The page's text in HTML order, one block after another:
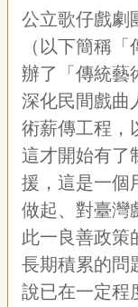
宣
訊
網
站
導
聯
絡
我
們
資
公立歌仔戲劇
（以下簡稱
辦了「傳統藝
深化民間戲曲
術薪傳工程，
這才開始有了
援，這是一個
做起、對臺灣
此一良善政策
長期積累的問
說已在一定程